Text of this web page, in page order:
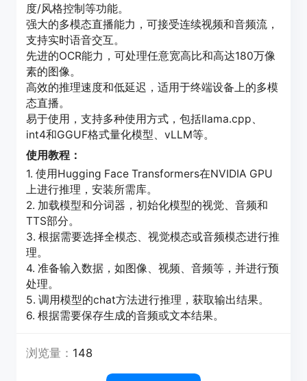
度/风格控制等功能。
强大的多模态直播能力，可接受连续视频和音频流，
支持实时语音交互。
先进的OCR能力，可处理任意宽高比和高达180万像
素的图像。
高效的推理速度和低延迟，适用于终端设备上的多模
态直播。
易于使用，支持多种使用方式，包括llama.cpp、
int4和GGUF格式量化模型、vLLM等。
使用教程：
1. 使用Hugging Face Transformers在NVIDIA GPU
上进行推理，安装所需库。
2. 加载模型和分词器，初始化模型的视觉、音频和
TTS部分。
3. 根据需要选择全模态、视觉模态或音频模态进行推
理。
4. 准备输入数据，如图像、视频、音频等，并进行预
处理。
5. 调用模型的chat方法进行推理，获取输出结果。
6. 根据需要保存生成的音频或文本结果。
浏览量： 148